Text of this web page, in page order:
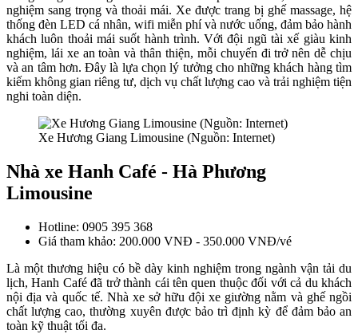
nghiệm sang trọng và thoải mái. Xe được trang bị ghế massage, hệ
thống đèn LED cá nhân, wifi miễn phí và nước uống, đảm bảo hành
khách luôn thoải mái suốt hành trình. Với đội ngũ tài xế giàu kinh
nghiệm, lái xe an toàn và thân thiện, mỗi chuyến đi trở nên dễ chịu
và an tâm hơn. Đây là lựa chọn lý tưởng cho những khách hàng tìm
kiếm không gian riêng tư, dịch vụ chất lượng cao và trải nghiệm tiện
nghi toàn diện.
Xe Hương Giang Limousine (Nguồn: Internet)
Nhà xe Hanh Café - Hà Phương
Limousine
Hotline: 0905 395 368
Giá tham khảo: 200.000 VNĐ - 350.000 VNĐ/vé
Là một thương hiệu có bề dày kinh nghiệm trong ngành vận tải du
lịch, Hanh Café đã trở thành cái tên quen thuộc đối với cả du khách
nội địa và quốc tế. Nhà xe sở hữu đội xe giường nằm và ghế ngồi
chất lượng cao, thường xuyên được bảo trì định kỳ để đảm bảo an
toàn kỹ thuật tối đa.